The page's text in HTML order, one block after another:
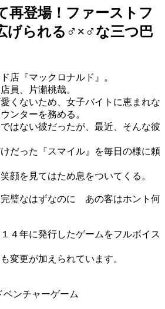
再登場！ファーストフ
げられる♂×♂な三つ巴
店『マックロナルド』。
員、片瀬桃哉。
くないため、女子バイトに恵まれな
ンターを務める。
はない彼だったが、最近、そんな彼
だった『スマイル』を毎日の様に頼
を見てはため息をついてくる。
完璧なはずなのに あの客はホント何
４年に発行したゲームをフルボイス
変更が加えられています。
ベンチャーゲーム